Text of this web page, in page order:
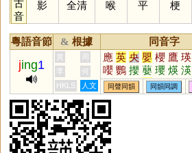
古
音
影
全清 喉 平 梗
粵語音節 & 根據 同音字
jing1
黃 周 應 英 央 嬰 櫻 鷹 瑛
嚶 鸚 攖 蘡 瓔 煐 渶
霙 賏 嫈 韹 朠 碤 礯
鶧 蠳
李
何
HKLS
人文 同聲同韻 同韻同調